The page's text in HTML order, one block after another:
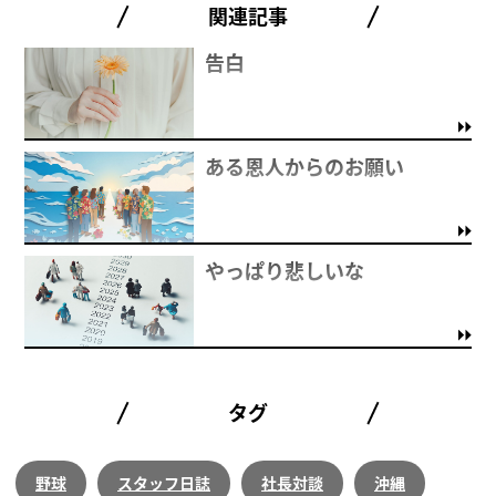
関連記事
告白
ある恩人からのお願い
やっぱり悲しいな
タグ
野球 スタッフ日誌 社長対談 沖縄